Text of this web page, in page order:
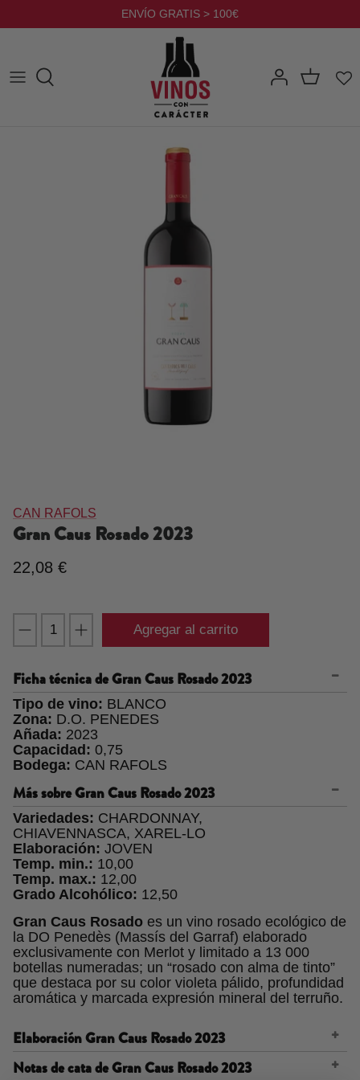
al
ENVÍO GRATIS > 100€
CAN RAFOLS
Gran Caus Rosado2023
22,08 €
Agregar al carrito
Ficha técnica deGran Caus Rosado 2023
Tipo de vino: BLANCO
Zona: D.O. PENEDES
Añada: 2023
Capacidad: 0,75
Bodega: CAN RAFOLS
Más sobreGran Caus Rosado 2023
Variedades: CHARDONNAY,
CHIAVENNASCA, XAREL-LO
Elaboración: JOVEN
Temp. min.: 10,00
Temp. max.: 12,00
Grado Alcohólico: 12,50
Gran Caus Rosado es un vino rosado ecológico de
la DO Penedès (Massís del Garraf) elaborado
exclusivamente con Merlot y limitado a 13 000
botellas numeradas; un “rosado con alma de tinto”
que destaca por su color violeta pálido, profundidad
aromática y marcada expresión mineral del terruño.
Elaboración Gran Caus Rosado 2023
Las uvas, vendimiadas a mano y seleccionadas
grano a grano, se someten a una maceración con
Notas de cata de Gran Caus Rosado 2023